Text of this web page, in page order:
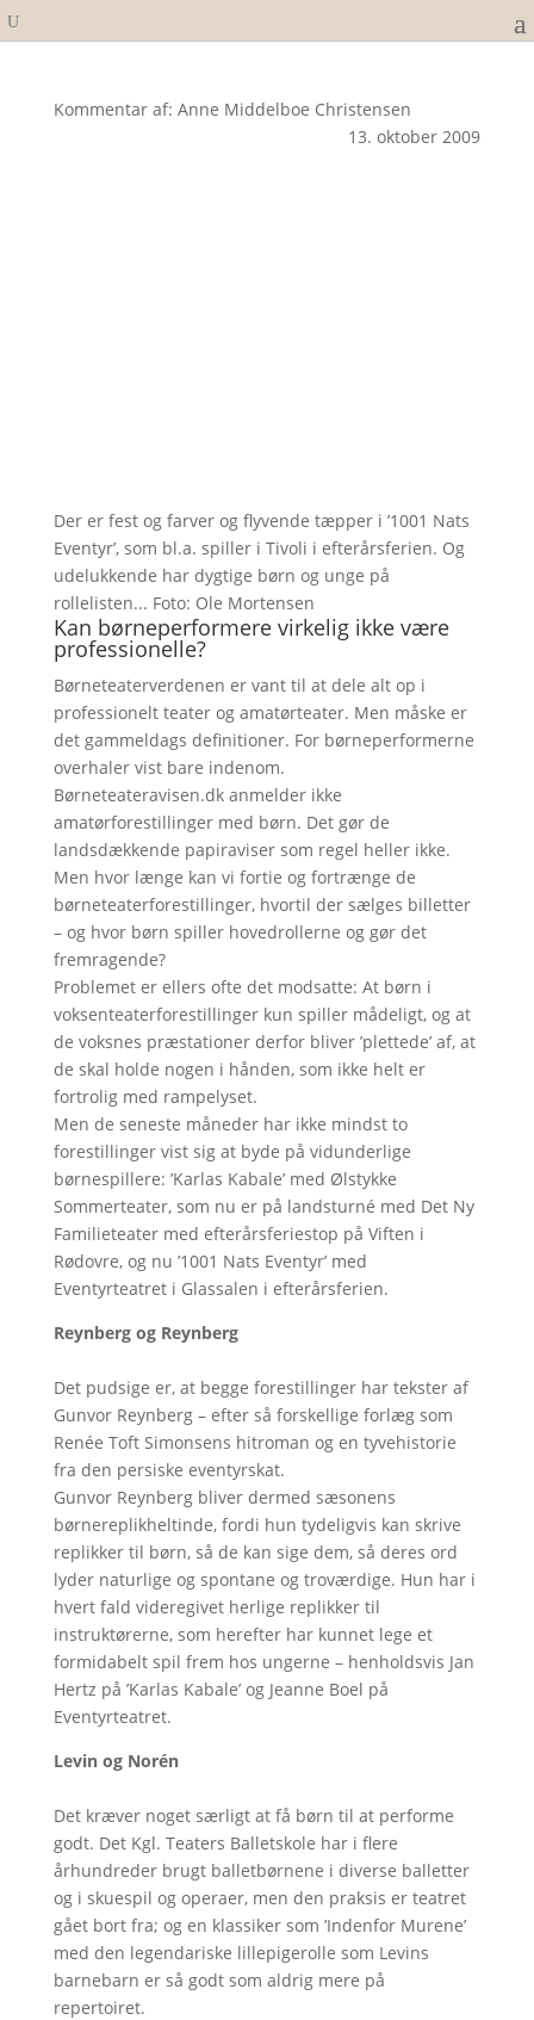
Kommentar af: Anne Middelboe Christensen
13. oktober 2009
Der er fest og farver og flyvende tæpper i ’1001 Nats
Eventyr’, som bl.a. spiller i Tivoli i efterårsferien. Og
udelukkende har dygtige børn og unge på
rollelisten... Foto: Ole Mortensen
Kan børneperformere virkelig ikke være
professionelle?
Børneteaterverdenen er vant til at dele alt op i
professionelt teater og amatørteater. Men måske er
det gammeldags definitioner. For børneperformerne
overhaler vist bare indenom.
Børneteateravisen.dk anmelder ikke
amatørforestillinger med børn. Det gør de
landsdækkende papiraviser som regel heller ikke.
Men hvor længe kan vi fortie og fortrænge de
børneteaterforestillinger, hvortil der sælges billetter
– og hvor børn spiller hovedrollerne og gør det
fremragende?
Problemet er ellers ofte det modsatte: At børn i
voksenteaterforestillinger kun spiller mådeligt, og at
de voksnes præstationer derfor bliver ’plettede’ af, at
de skal holde nogen i hånden, som ikke helt er
fortrolig med rampelyset.
Men de seneste måneder har ikke mindst to
forestillinger vist sig at byde på vidunderlige
børnespillere: ’Karlas Kabale’ med Ølstykke
Sommerteater, som nu er på landsturné med Det Ny
Familieteater med efterårsferiestop på Viften i
Rødovre, og nu ’1001 Nats Eventyr’ med
Eventyrteatret i Glassalen i efterårsferien.
Reynberg og Reynberg
Det pudsige er, at begge forestillinger har tekster af
Gunvor Reynberg – efter så forskellige forlæg som
Renée Toft Simonsens hitroman og en tyvehistorie
fra den persiske eventyrskat.
Gunvor Reynberg bliver dermed sæsonens
børnereplikheltinde, fordi hun tydeligvis kan skrive
replikker til børn, så de kan sige dem, så deres ord
lyder naturlige og spontane og troværdige. Hun har i
hvert fald videregivet herlige replikker til
instruktørerne, som herefter har kunnet lege et
formidabelt spil frem hos ungerne – henholdsvis Jan
Hertz på ’Karlas Kabale’ og Jeanne Boel på
Eventyrteatret.
Levin og Norén
Det kræver noget særligt at få børn til at performe
godt. Det Kgl. Teaters Balletskole har i flere
århundreder brugt balletbørnene i diverse balletter
og i skuespil og operaer, men den praksis er teatret
gået bort fra; og en klassiker som ’Indenfor Murene’
med den legendariske lillepigerolle som Levins
barnebarn er så godt som aldrig mere på
repertoiret.